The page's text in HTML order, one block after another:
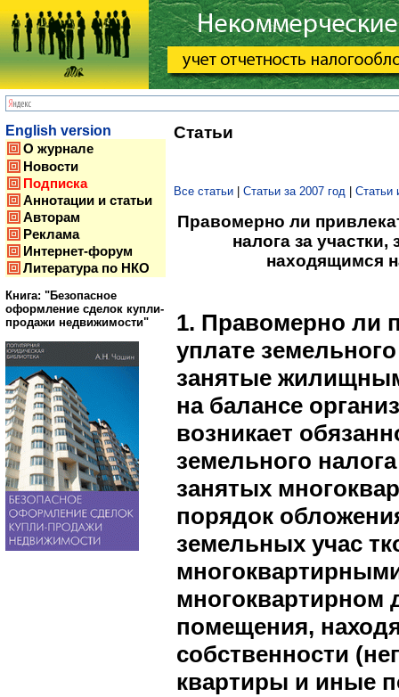
English version
О журнале
Новости
Подписка
Аннотации и статьи
Авторам
Реклама
Интернет-форум
Литература по НКО
Книга: "Безопасное
оформление сделок купли-
продажи недвижимости"
Статьи
Все статьи Статьи за 2007 год Статьи
Правомерно ли
налога за
находящимся
1. Правомерно ли
уплате
занятые
на балансе
возникает
земельного
занятых
порядок
земельных учас
многоквартирном
помещения,
собственности
квартиры и иные